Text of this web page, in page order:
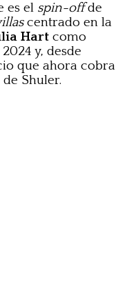
es el spin-offde
centrado en la
Hart como
y, desde
que ahora cobra
Shuler.